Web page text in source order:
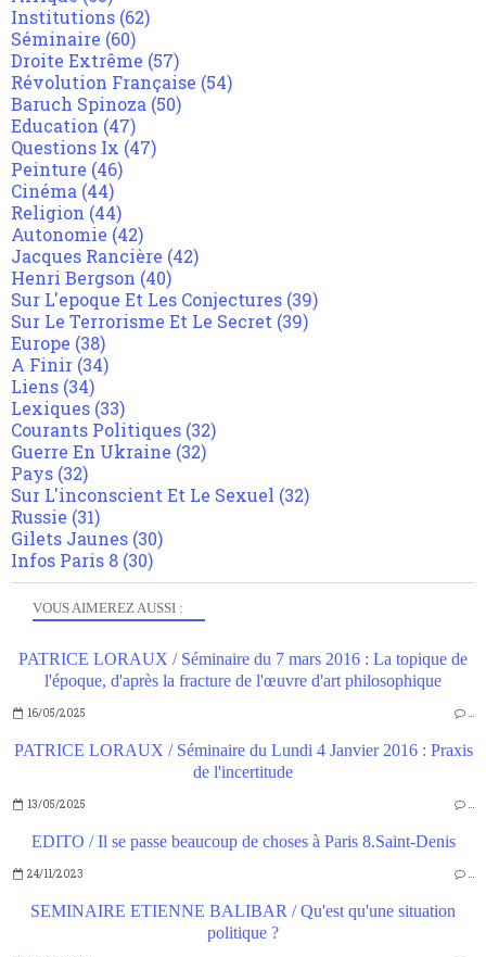
VOUS AIMEREZ AUSSI :
PATRICE LORAUX / Séminaire du 7 mars 2016 : La topique de
l'époque, d'après la fracture de l'œuvre d'art philosophique
16/05/2025 …
PATRICE LORAUX / Séminaire du Lundi 4 Janvier 2016 : Praxis
de l'incertitude
13/05/2025 …
EDITO / Il se passe beaucoup de choses à Paris 8.Saint-Denis
24/11/2023 …
SEMINAIRE ETIENNE BALIBAR / Qu'est qu'une situation
politique ?
Institutions (62)
Séminaire (60)
Droite Extrême (57)
Révolution Française (54)
Baruch Spinoza (50)
Education (47)
Questions Ix (47)
Peinture (46)
Cinéma (44)
Religion (44)
Autonomie (42)
Jacques Rancière (42)
Henri Bergson (40)
Sur L'epoque Et Les Conjectures (39)
Sur Le Terrorisme Et Le Secret (39)
Europe (38)
A Finir (34)
Liens (34)
Lexiques (33)
Courants Politiques (32)
Guerre En Ukraine (32)
Pays (32)
Sur L'inconscient Et Le Sexuel (32)
Russie (31)
Gilets Jaunes (30)
Infos Paris 8 (30)